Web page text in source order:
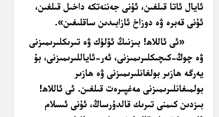
ئايال ئاتا قىلغىن، ئۇنى جەننەتكە داخىل قىلغىن،
ئۇنى قەبرە ۋە دوزاخ ئازابىدىن ساقلىغىن».
«ئى ئاللاھ! بىزنىڭ ئۆلۈك ۋە تىرىكلىرىمىزنى
ۋە چوڭ-كىچىكلىرىمىزنى، ئەر-ئاياللىرىمىزنى، بۇ
يەرگە ھازىر بولغانلىرىمىزنى ۋە ھازىر
بولمىغانلىرىمىزنىمەغپىرەتقىلغىن. ئى ئاللاھ!
بىزدىن كىمنى تىرىك قالدۇرساڭ، ئۇنى ئىسلام